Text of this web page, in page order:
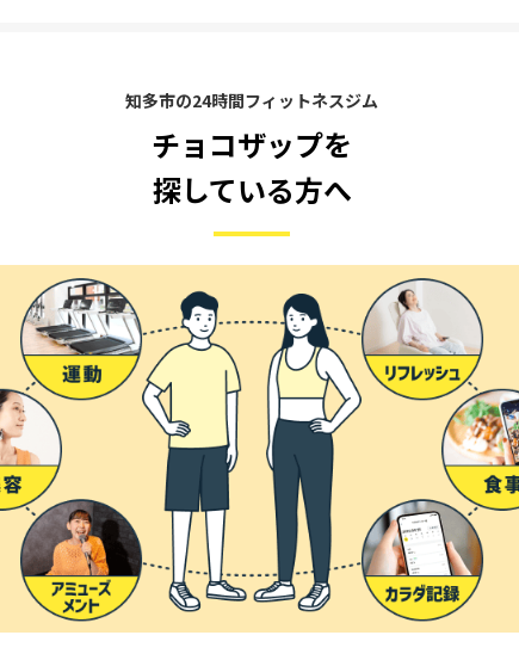
知多市の24時間フィットネスジム
チョコザップを
探している方へ